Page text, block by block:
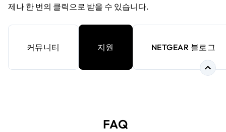
제나 한 번의 클릭으로 받을 수 있습니다.
커뮤니티 지원 NETGEAR 블로그
FAQ